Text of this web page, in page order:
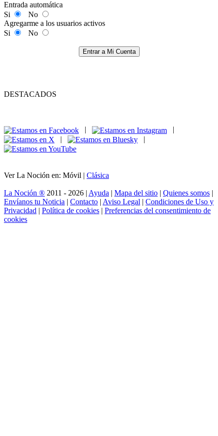
Entrada automática
Si
No
Agregarme a los usuarios activos
Si
No
Entrar a Mi Cuenta
DESTACADOS
|
|
Ver La Noción en: Móvil | Clásica
La Noción ® 2011 - 2026 | Ayuda | Mapa del sitio | Quienes somos |
Envíanos tu Noticia | Contacto | Aviso Legal | Condiciones de Uso y
Privacidad | Política de cookies | Preferencias del consentimiento de
cookies